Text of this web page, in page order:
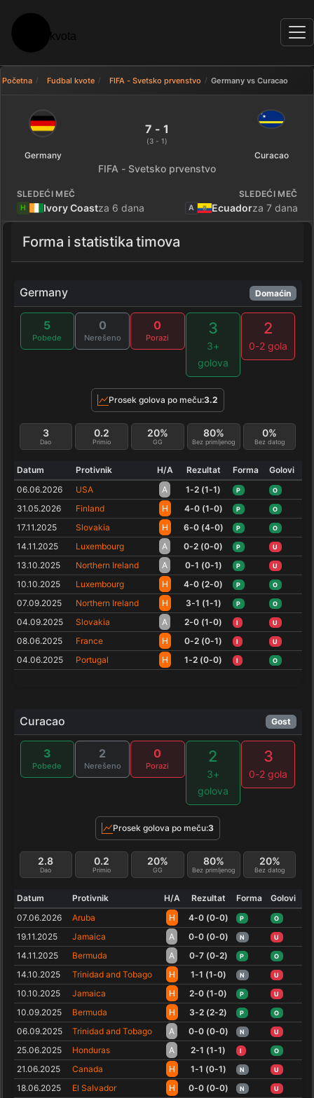
Početna Fudbal kvote FIFA - Svetsko prvenstvo Germany vs Curacao
Germany 7 - 1 Curacao —
Germany
7 - 1
(3 - 1)
Curacao
FIFA - Svetsko prvenstvo
SLEDEĆI MEČ
H Ivory Coastza 6 dana
SLEDEĆI MEČ
A Ecuadorza 7 dana
Forma i statistika timova
Germany Domaćin
5
Pobede
0
Nerešeno
0
Porazi
3
3+
golova
2
0-2 gola
Prosek golova po meču:3.2
Dao
3
Primio
0.2
GG
20%
Bez primljenog
80%
Bez datog
0%
Datum Protivnik H/A Rezultat Forma
Golovi
06.06.2026
USA A 1-2 (1-1) P O
31.05.2026 Finland H 4-0 (1-0) P O
17.11.2025 Slovakia H 6-0 (4-0) P O
14.11.2025 Luxembourg A 0-2 (0-0) P U
13.10.2025 Northern Ireland A 0-1 (0-1) P U
10.10.2025 Luxembourg H 4-0 (2-0) P O
07.09.2025 Northern Ireland H 3-1 (1-1) P O
04.09.2025 Slovakia A 2-0 (1-0) I U
08.06.2025 France H 0-2 (0-1) I U
04.06.2025 Portugal H 1-2 (0-0) I O
Curacao Gost
3
Pobede
2
Nerešeno
0
Porazi
2
3+
golova
3
0-2 gola
Prosek golova po meču:3
Dao
2.8
Primio
0.2
GG
20%
Bez primljenog
80%
Bez datog
20%
Datum Protivnik H/A Rezultat Forma
Golovi
07.06.2026
Aruba H 4-0 (0-0) P O
19.11.2025 Jamaica A 0-0 (0-0) N U
14.11.2025 Bermuda A 0-7 (0-2) P O
14.10.2025 Trinidad and Tobago H 1-1 (1-0) N U
10.10.2025 Jamaica H 2-0 (1-0) P U
10.09.2025 Bermuda H 3-2 (2-2) P O
06.09.2025 Trinidad and Tobago A 0-0 (0-0) N U
25.06.2025 Honduras A 2-1 (1-1) I O
21.06.2025 Canada H 1-1 (0-1) N U
18.06.2025 El Salvador H 0-0 (0-0) N U